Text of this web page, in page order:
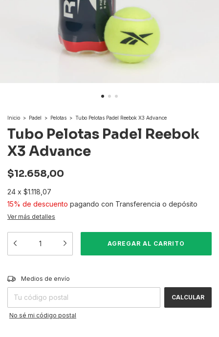
Inicio > Padel > Pelotas > Tubo Pelotas Padel Reebok X3 Advance
Tubo Pelotas Padel Reebok
X3 Advance
$12.658,00
24 x $1.118,07
15% de descuento pagando con Transferencia o depósito
Ver más detalles
Entregas para el CP:
Medios de envío
CALCULAR
No sé mi código postal